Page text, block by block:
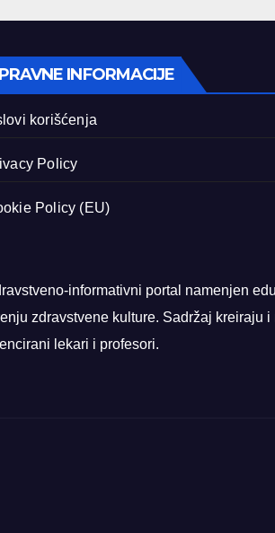
PRAVNE INFORMACIJE
korišćenja
Policy
Policy (EU)
informativni portal namenjen
zdravstvene kulture. Sadržaj kreiraju i
lekari i profesori.